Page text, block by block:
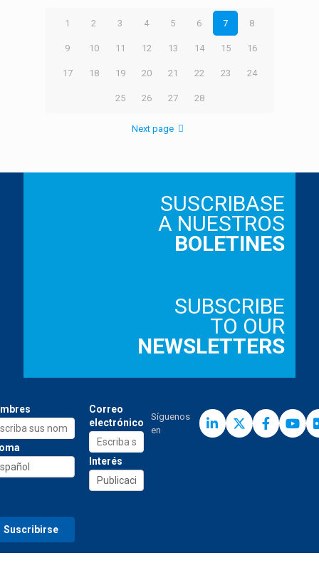
1 2 3 4 5 6 7 8
9 10 11 12 13 14 15 16
17 18 19 20 21 22 23 24
25 26 27 28
Next page
SUSCRIBASE
A NUESTROS
BOLETINES
SUBSCRIBE
TO OUR
NEWSLETTERS
Correo
electrónico
Interés
Síguenos
en